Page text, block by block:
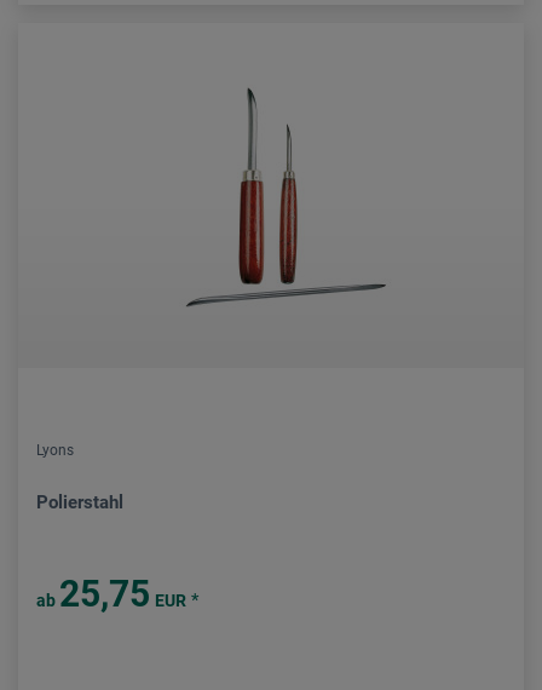
Lyons
Polierstahl
ab 25,75 EUR *